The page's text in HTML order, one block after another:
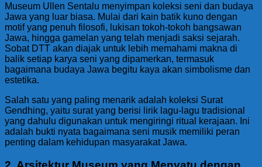
Museum Ullen Sentalu menyimpan koleksi seni dan budaya
Jawa yang luar biasa. Mulai dari kain batik kuno dengan
motif yang penuh filosofi, lukisan tokoh-tokoh bangsawan
Jawa, hingga gamelan yang telah menjadi saksi sejarah.
Sobat DTT akan diajak untuk lebih memahami makna di
balik setiap karya seni yang dipamerkan, termasuk
bagaimana budaya Jawa begitu kaya akan simbolisme dan
estetika.
Salah satu yang paling menarik adalah koleksi Surat
Gendhing, yaitu surat yang berisi lirik lagu-lagu tradisional
yang dahulu digunakan untuk mengiringi ritual kerajaan. Ini
adalah bukti nyata bagaimana seni musik memiliki peran
penting dalam kehidupan masyarakat Jawa.